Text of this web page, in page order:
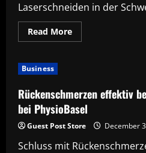
Laserschneiden in der
Read MoreRead
more
–
Präzision
und
Effizienz
für
moderne
Fertigung
Business
Rückenschmerzen effektiv
bei PhysioBasel
Guest Post Store December
Schluss mit